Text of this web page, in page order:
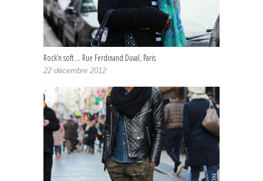
Rock’n soft … Rue Ferdinand Duval, Paris
22 décembre 2012